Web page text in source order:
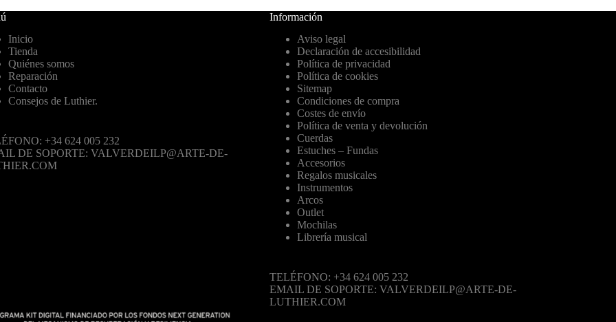
Inicio
Tienda
Quiénes somos
Reparación
Contacto
Consejos de Luthier.
+34 624 005 232
DE SOPORTE: VALVERDEILP@ARTE-DE-
Información
Aviso legal
Declaración de accesibilidad
Política de privacidad
Política de cookies
Sitemap
Condiciones de compra
Costes de envío
Política de venta y devolución
Cuerdas
Estuches – Fundas
Accesorios
Regalos musicales
Instrumentos
Arcos
Outlet
Mochilas
Librería musical
TELÉFONO: +34 624 005 232
EMAIL DE SOPORTE: VALVERDEILP@ARTE-DE-
LUTHIER.COM